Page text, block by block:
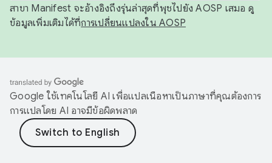
สาขา Manifest จะอ้างอิงถึงรุ่นล่าสุดที่พุชไปยัง AOSP เสมอ ดู
ข้อมูลเพิ่มเติมได้ที่การเปลี่ยนแปลงใน AOSP
Google ใช้เทคโนโลยี AI เพื่อแปลเนื้อหาเป็นภาษาที่คุณต้องการ
การแปลโดย AI อาจมีข้อผิดพลาด